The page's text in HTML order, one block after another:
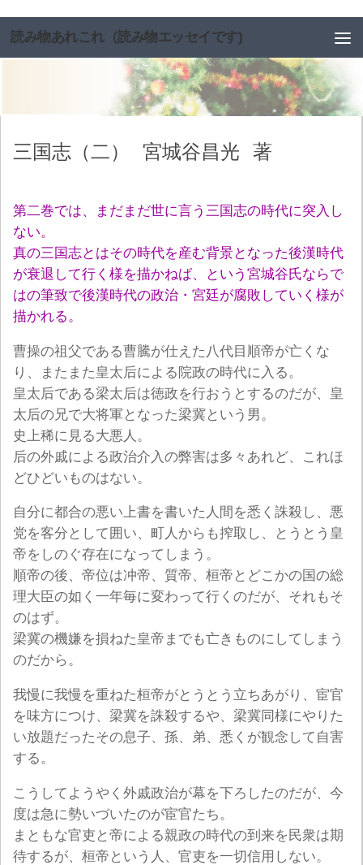
読み物あれこれ（読み物エッセイです)
三国志（二） 宮城谷昌光 著
第二巻では、まだまだ世に言う三国志の時代に突入し
ない。
真の三国志とはその時代を産む背景となった後漢時代
が衰退して行く様を描かねば、という宮城谷氏ならで
はの筆致で後漢時代の政治・宮廷が腐敗していく様が
描かれる。
曹操の祖父である曹騰が仕えた八代目順帝が亡くな
り、またまた皇太后による院政の時代に入る。
皇太后である梁太后は徳政を行おうとするのだが、皇
太后の兄で大将軍となった梁冀という男。
史上稀に見る大悪人。
后の外戚による政治介入の弊害は多々あれど、これほ
どひどいものはない。
自分に都合の悪い上書を書いた人間を悉く誅殺し、悪
党を客分として囲い、町人からも搾取し、とうとう皇
帝をしのぐ存在になってしまう。
順帝の後、帝位は冲帝、質帝、桓帝とどこかの国の総
理大臣の如く一年毎に変わって行くのだが、それもそ
のはず。
梁冀の機嫌を損ねた皇帝までも亡きものにしてしまう
のだから。
我慢に我慢を重ねた桓帝がとうとう立ちあがり、宦官
を味方につけ、梁冀を誅殺するや、梁冀同様にやりた
い放題だったその息子、孫、弟、悉くが観念して自害
する。
こうしてようやく外戚政治が幕を下ろしたのだが、今
度は急に勢いづいたのが宦官たち。
まともな官吏と帝による親政の時代の到来を民衆は期
待するが、桓帝という人、官吏を一切信用しない。